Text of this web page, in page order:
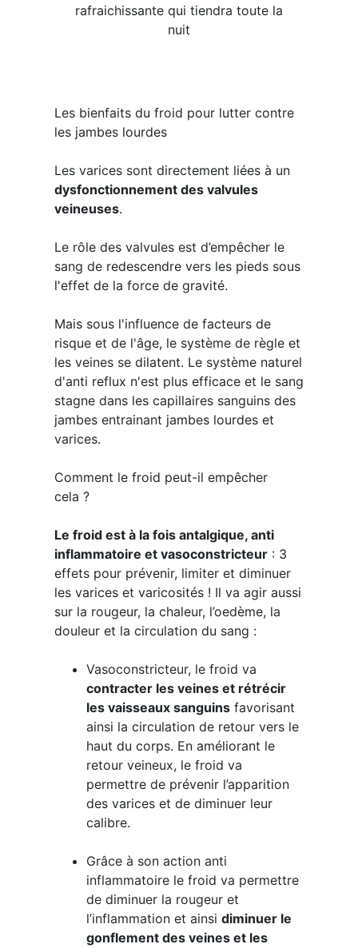
rafraichissante qui tiendra toute la
nuit
Les bienfaits du froid pour lutter contre
les jambes lourdes
Les varices sont directement liées à un
dysfonctionnement des valvules
veineuses.
Le rôle des valvules est d’empêcher le
sang de redescendre vers les pieds sous
l'effet de la force de gravité.
Mais sous l'influence de facteurs de
risque et de l'âge, le système de règle et
les veines se dilatent. Le système naturel
d'anti reflux n'est plus efficace et le sang
stagne dans les capillaires sanguins des
jambes entrainant jambes lourdes et
varices.
Comment le froid peut-il empêcher
cela ?
Le froid est à la fois antalgique, anti
inflammatoire et vasoconstricteur: 3
effets pour prévenir, limiter et diminuer
les varices et varicosités ! Il va agir aussi
sur la rougeur, la chaleur, l’oedème, la
douleur et la circulation du sang :
Vasoconstricteur, le froid va
contracter les veines et rétrécir
les vaisseaux sanguinsfavorisant
ainsi la circulation de retour vers le
haut du corps. En améliorant le
retour veineux, le froid va
permettre de prévenir l’apparition
des varices et de diminuer leur
calibre.
Grâce à son action anti
inflammatoire le froid va permettre
de diminuer la rougeur et
l’inflammation et ainsi diminuer le
gonflement des veines et les